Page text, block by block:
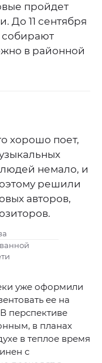
пройдет
До 11 сентября
собирают
в районной
хорошо поет,
людей немало, и
решили
авторов,
уже оформили
ее на
перспективе
в планах
в теплое время
с